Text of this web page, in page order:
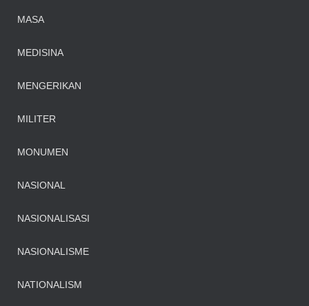
MASA
MEDISINA
MENGERIKAN
MILITER
MONUMEN
NASIONAL
NASIONALISASI
NASIONALISME
NATIONALISM